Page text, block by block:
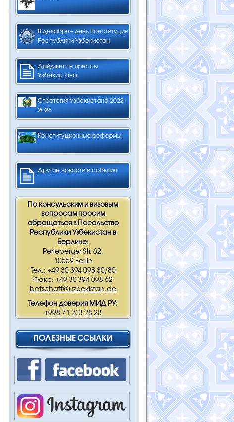
8 декабря – день Конституции
Республики Узбекистан
Дайджесты прессы
Узбекистана
Стратегия Узбекистана 2022-
2026
Конституционные реформы
Другие новости и события
По консульским и визовым
вопросам просим
обращаться в Посольство
Республики Узбекистан в
Берлине:
Perleberger Str. 62,
10559 Berlin
Тел.: +49 30 394 098 30/80
Факс: +49 30 394 098 62
botschaft@uzbekistan.de
Телефон доверия МИД РУ:
+998 71 233 28 28
ПОЛЕЗНЫЕ ССЫЛКИ